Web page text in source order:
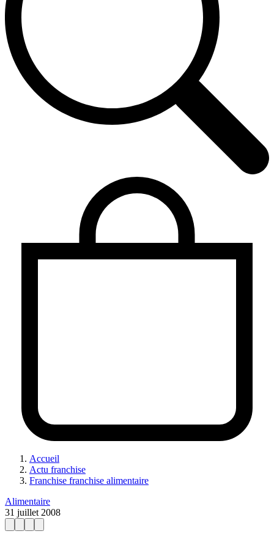
Accueil
Actu franchise
Franchise franchise alimentaire
Alimentaire
31 juillet 2008